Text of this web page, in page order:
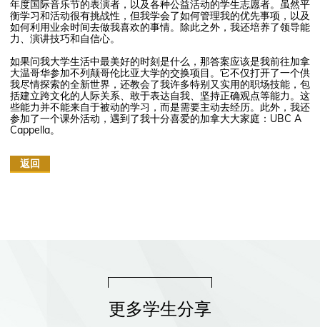
年度国际音乐节的表演者，以及各种公益活动的学生志愿者。虽然平
衡学习和活动很有挑战性，但我学会了如何管理我的优先事项，以及
如何利用业余时间去做我喜欢的事情。除此之外，我还培养了领导能
力、演讲技巧和自信心。
如果问我大学生活中最美好的时刻是什么，那答案应该是我前往加拿
大温哥华参加不列颠哥伦比亚大学的交换项目。它不仅打开了一个供
我尽情探索的全新世界，还教会了我许多特别又实用的职场技能，包
括建立跨文化的人际关系、敢于表达自我、坚持正确观点等能力。这
些能力并不能来自于被动的学习，而是需要主动去经历。此外，我还
参加了一个课外活动，遇到了我十分喜爱的加拿大大家庭：UBC A
Cappella。
返回
更多学生分享